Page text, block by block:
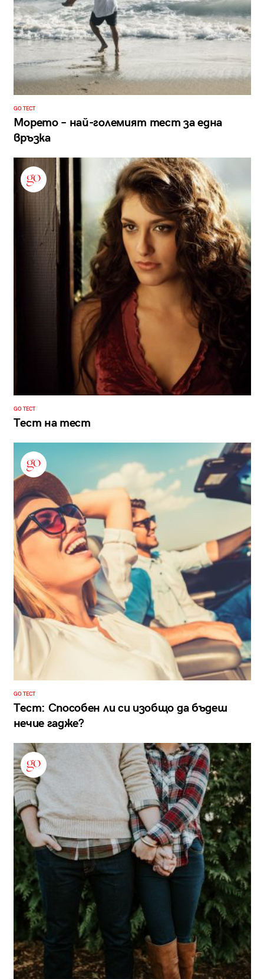
GO ТЕСТ
Морето – най-големият тест за една
връзка
GO ТЕСТ
Тест на тест
GO ТЕСТ
Тест: Способен ли си изобщо да бъдеш
нечие гадже?